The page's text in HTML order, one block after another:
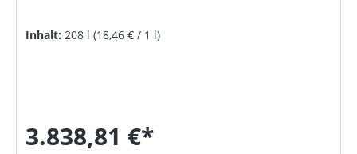
Inhalt: 208 l (18,46 € / 1 l)
3.838,81 €*